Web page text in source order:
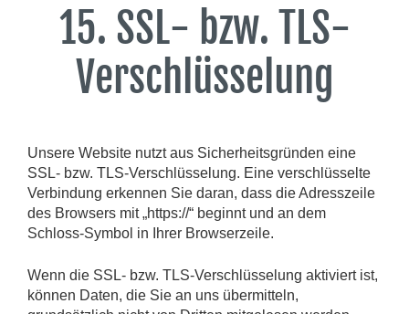
15. SSL- bzw. TLS-
Verschlüsselung
Unsere Website nutzt aus Sicherheitsgründen eine
SSL- bzw. TLS-Verschlüsselung. Eine verschlüsselte
Verbindung erkennen Sie daran, dass die Adresszeile
des Browsers mit „https://“ beginnt und an dem
Schloss-Symbol in Ihrer Browserzeile.
Wenn die SSL- bzw. TLS-Verschlüsselung aktiviert ist,
können Daten, die Sie an uns übermitteln,